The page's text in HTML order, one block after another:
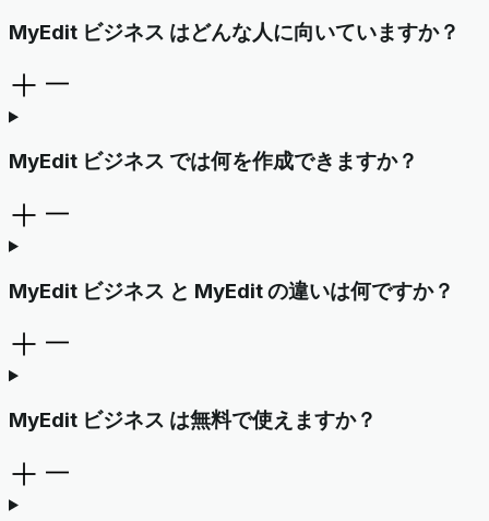
MyEdit ビジネス はどんな人に向いていますか？
MyEdit ビジネス では何を作成できますか？
MyEdit ビジネス と MyEdit の違いは何ですか？
MyEdit ビジネス は無料で使えますか？